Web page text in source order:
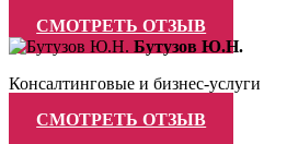
СМОТРЕТЬ ОТЗЫВ
Бутузов Ю.Н.
Консалтинговые и бизнес-услуги
СМОТРЕТЬ ОТЗЫВ